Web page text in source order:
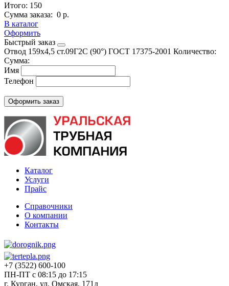
Итого: 150
Сумма заказа: 0 р.
В каталог
Оформить
Быстрый заказ
Отвод 159х4,5 ст.09Г2С (90°) ГОСТ 17375-2001 Количество:
Сумма:
Имя
Телефон
Каталог
Услуги
Прайс
Справочники
О компании
Контакты
+7 (3522) 600-100
ПН-ПТ с 08:15 до 17:15
г. Курган, ул. Омская, 171д